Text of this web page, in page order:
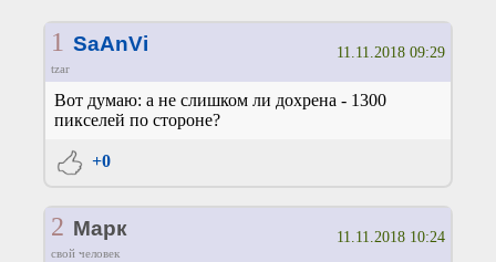
1 SaAnVi
tzar
11.11.2018 09:29
Вот думаю: а не слишком ли дохрена - 1300
пикселей по стороне?
+0
2 Марк
свой человек
11.11.2018 10:24